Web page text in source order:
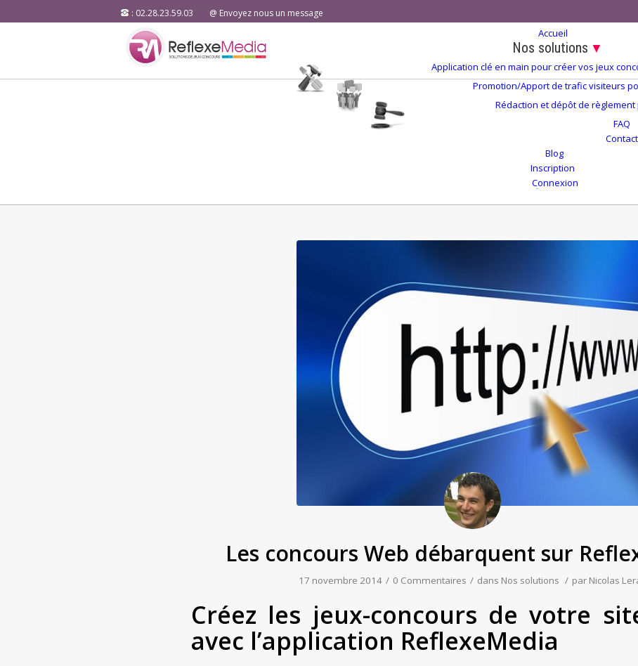
: 02.28.23.59.03 @ Envoyez nous un message
Accueil
Nos solutions ▼
Application clé en main pour créer vos jeux
Promotion/Apport de trafic visiteurs
Rédaction et dépôt de
FAQ
Contact
Blog
Inscription
Connexion
Les concours Web débarquent sur
17 novembre 2014 / 0 Commentaires / dans Nos solutions / par Nicolas
Créez les jeux-concours de votre
avec l’application ReflexeMedia